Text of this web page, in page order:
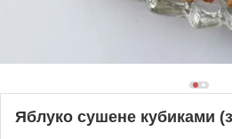
Яблуко сушене кубиками